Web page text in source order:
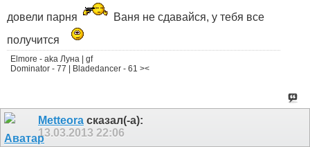
довели парня
Ваня не сдавайся, у тебя все
получится
Elmore - aka Луна | gf
Dominator - 77 | Bladedancer - 61 ><
Metteora сказал(-а):
13.03.2013 22:06